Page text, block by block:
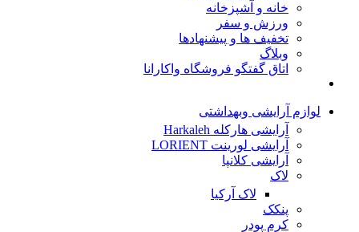
خانه و آشپزخانه
ورزش و سفر
تخفیف ها و پیشنهادها
وبلاگ
اتاق گفتگو فروشگاه واکارانا
لوازم آرایشی وبهداشتی
آرایشی هارکله Harkaleh
آرایشی لورینت LORIENT
آرایشی کلانپا
لاک
لاک آرکیا
پنکک
کرم پودر